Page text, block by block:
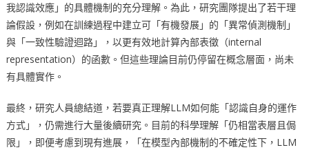
我認識效應」的具體機制的充分理解。為此，研究團隊提出了若干理
論假設，例如在訓練過程中建立可「有機發展」的「異常偵測機制」
與「一致性驗證迴路」，以更有效地計算內部表徵（internal
representation）的函數。但這些理論目前仍停留在概念層面，尚未
有具體實作。
最終，研究人員總結道，若要真正理解LLM如何能「認識自身的運作
方式」，仍需進行大量後續研究。目前的科學理解「仍相當表層且侷
限」，即便考慮到現有進展，「在模型內部機制的不確定性下，LLM